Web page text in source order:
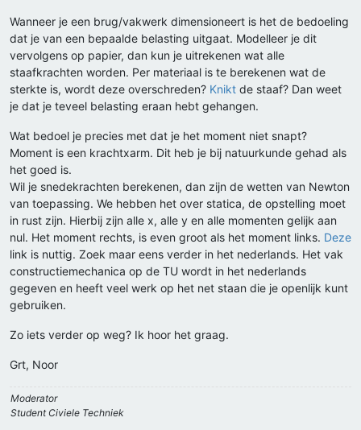
Wanneer je een brug/vakwerk dimensioneert is het de bedoeling
dat je van een bepaalde belasting uitgaat. Modelleer je dit
vervolgens op papier, dan kun je uitrekenen wat alle
staafkrachten worden. Per materiaal is te berekenen wat de
sterkte is, wordt deze overschreden? Knikt de staaf? Dan weet
je dat je teveel belasting eraan hebt gehangen.
Wat bedoel je precies met dat je het moment niet snapt?
Moment is een krachtxarm. Dit heb je bij natuurkunde gehad als
het goed is.
Wil je snedekrachten berekenen, dan zijn de wetten van Newton
van toepassing. We hebben het over statica, de opstelling moet
in rust zijn. Hierbij zijn alle x, alle y en alle momenten gelijk aan
nul. Het moment rechts, is even groot als het moment links. Deze
link is nuttig. Zoek maar eens verder in het nederlands. Het vak
constructiemechanica op de TU wordt in het nederlands
gegeven en heeft veel werk op het net staan die je openlijk kunt
gebruiken.
Zo iets verder op weg? Ik hoor het graag.
Grt, Noor
Moderator
Student Civiele Techniek